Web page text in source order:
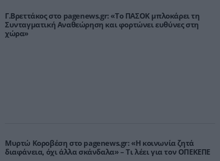
Γ.Βρεττάκος στο pagenews.gr: «Το ΠΑΣΟΚ μπλοκάρει τη
Συνταγματική Αναθεώρηση και φορτώνει ευθύνες στη
χώρα»
Μυρτώ Κοροβέση στο pagenews.gr: «Η κοινωνία ζητά
διαφάνεια, όχι άλλα σκάνδαλα» – Τι λέει για τον ΟΠΕΚΕΠΕ